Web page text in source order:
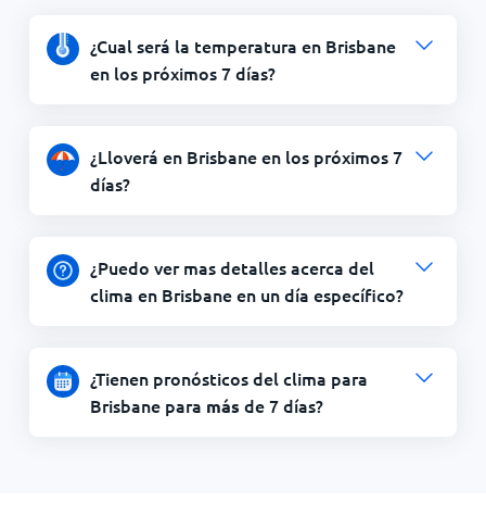
¿Cual será la temperatura en Brisbane
en los próximos 7 días?
¿Lloverá en Brisbane en los próximos 7
días?
¿Puedo ver mas detalles acerca del
clima en Brisbane en un día específico?
¿Tienen pronósticos del clima para
Brisbane para más de 7 días?